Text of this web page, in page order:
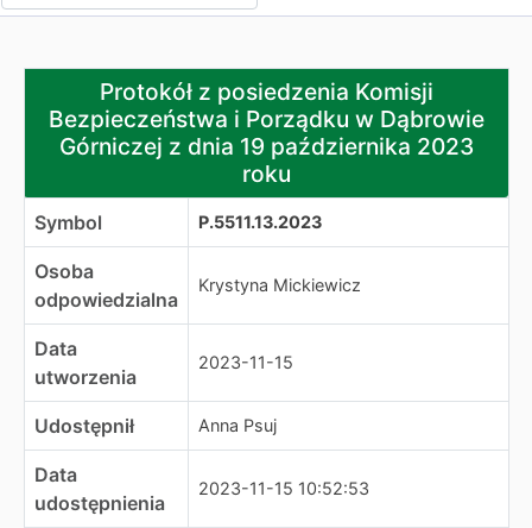
Protokół z posiedzenia Komisji Bezpieczeństwa i
Protokół z posiedzenia Komisji
Bezpieczeństwa i Porządku w Dąbrowie
Górniczej z dnia 19 października 2023
roku
Symbol P.5511.13.2023
Osoba
odpowiedzialna
Krystyna Mickiewicz
Data
utworzenia
2023-11-15
Udostępnił Anna Psuj
Data
udostępnienia
2023-11-15 10:52:53